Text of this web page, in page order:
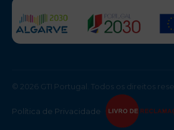
© 2026 GTI Portugal. Todos os direitos
Política de Privacidade